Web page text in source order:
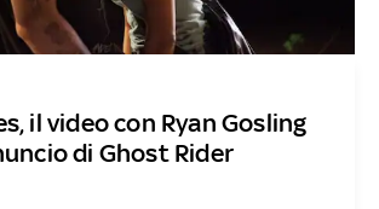
il video con Ryan Gosling
di Ghost Rider